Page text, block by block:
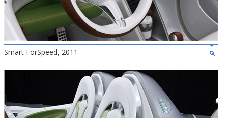
Smart ForSpeed, 2011